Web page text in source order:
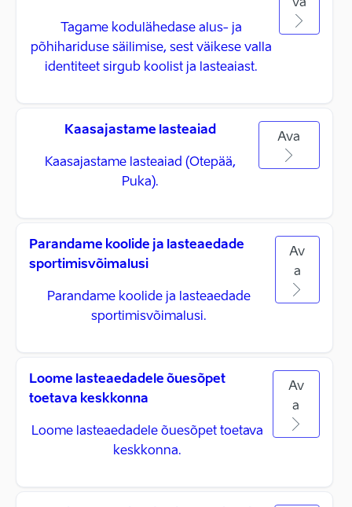
Tagame kodulähedase alus- ja
põhihariduse säilimise, sest väikese valla
identiteet sirgub koolist ja lasteaiast.
va
Kaasajastame lasteaiad
Kaasajastame lasteaiad (Otepää,
Puka).
Ava
Parandame koolide ja lasteaedade
sportimisvõimalusi
Parandame koolide ja lasteaedade
sportimisvõimalusi.
Av
a
Loome lasteaedadele õuesõpet
toetava keskkonna
Loome lasteaedadele õuesõpet toetava
keskkonna.
Av
a